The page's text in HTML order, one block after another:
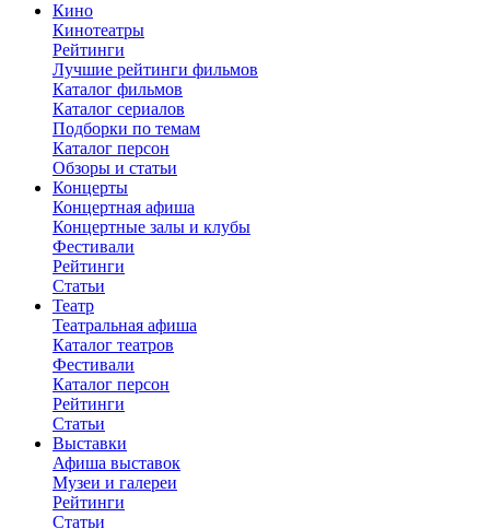
Кино
Кинотеатры
Рейтинги
Лучшие рейтинги фильмов
Каталог фильмов
Каталог сериалов
Подборки по темам
Каталог персон
Обзоры и статьи
Концерты
Концертная афиша
Концертные залы и клубы
Фестивали
Рейтинги
Статьи
Театр
Театральная афиша
Каталог театров
Фестивали
Каталог персон
Рейтинги
Статьи
Выставки
Афиша выставок
Музеи и галереи
Рейтинги
Статьи